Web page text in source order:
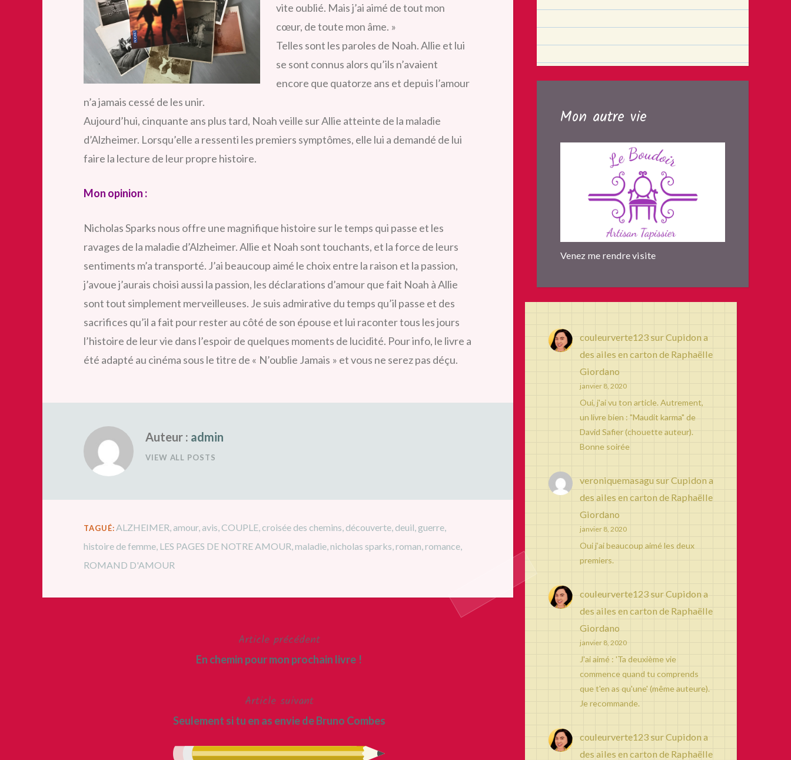
vite oublié. Mais j’ai aimé de tout mon
cœur, de toute mon âme. »
Telles sont les paroles de Noah. Allie et lui
se sont connus alors qu’ils n’avaient
encore que quatorze ans et depuis l’amour
n’a jamais cessé de les unir.
Aujourd’hui, cinquante ans plus tard, Noah veille sur Allie atteinte de la maladie
d’Alzheimer. Lorsqu’elle a ressenti les premiers symptômes, elle lui a demandé de lui
faire la lecture de leur propre histoire.
Mon opinion :
Nicholas Sparks nous offre une magnifique histoire sur le temps qui passe et les
ravages de la maladie d’Alzheimer. Allie et Noah sont touchants, et la force de leurs
sentiments m’a transporté. J’ai beaucoup aimé le choix entre la raison et la passion,
j’avoue j’aurais choisi aussi la passion, les déclarations d’amour que fait Noah à Allie
sont tout simplement merveilleuses. Je suis admirative du temps qu’il passe et des
sacrifices qu’il a fait pour rester au côté de son épouse et lui raconter tous les jours
l’histoire de leur vie dans l’espoir de quelques moments de lucidité. Pour info, le livre a
été adapté au cinéma sous le titre de « N’oublie Jamais » et vous ne serez pas déçu.
Auteur : admin
VIEW ALL POSTS
TAGUÉ: ALZHEIMER ,amour,avis ,COUPLE ,croisée des chemins découverte deuil ,guerre
histoire de femme LES PAGES DE NOTRE AMOUR maladie nicholas sparks roman romance
ROMAND D'AMOUR
Article précédent
En chemin pour mon prochain livre !
Article suivant
Seulement si tu en as envie de Bruno Combes
Mon autre vie
Venez me rendre visite
couleurverte123surCupidon a
des ailes en carton de Raphaëlle
Giordano
janvier 8, 2020
Oui, j'ai vu ton article. Autrement,
un livre bien : "Maudit karma" de
David Safier (chouette auteur).
Bonne soirée
veroniquemasagu surCupidon a
des ailes en carton de Raphaëlle
Giordano
janvier 8, 2020
Oui j’ai beaucoup aimé les deux
premiers.
couleurverte123surCupidon a
des ailes en carton de Raphaëlle
Giordano
janvier 8, 2020
J'ai aimé : 'Ta deuxième vie
commence quand tu comprends
que t'en as qu'une' (même auteure).
Je recommande.
couleurverte123surCupidon a
des ailes en carton de Raphaëlle